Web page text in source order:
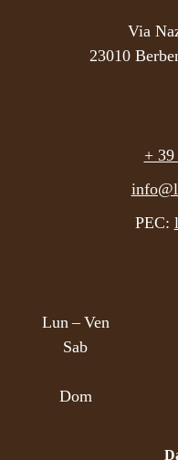
Via
23010
+ 39
PEC:
Lun – Ven
Sab
Dom